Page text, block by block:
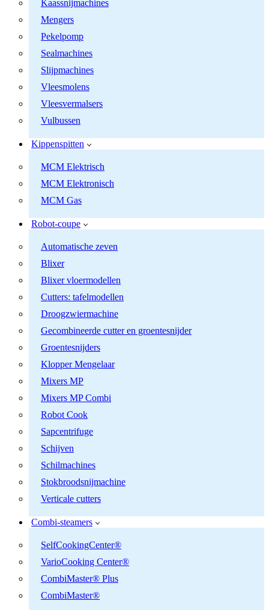
Kaassnijmachines
Mengers
Pekelpomp
Sealmachines
Slijpmachines
Vleesmolens
Vleesvermalsers
Vulbussen
Kippenspitten
MCM Elektrisch
MCM Elektronisch
MCM Gas
Robot-coupe
Automatische zeven
Blixer
Blixer vloermodellen
Cutters: tafelmodellen
Droogzwiermachine
Gecombineerde cutter en groentesnijder
Groentesnijders
Klopper Mengelaar
Mixers MP
Mixers MP Combi
Robot Cook
Sapcentrifuge
Schijven
Schilmachines
Stokbroodsnijmachine
Verticale cutters
Combi-steamers
SelfCookingCenter®
VarioCooking Center®
CombiMaster® Plus
CombiMaster®